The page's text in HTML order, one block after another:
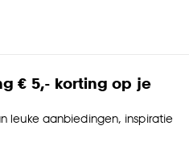
€ 5,- korting op je
leuke aanbiedingen, inspiratie